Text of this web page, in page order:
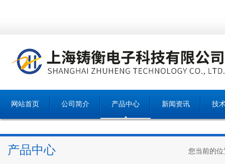
网站首页 公司简介 产品中心 新闻资讯 技
产品中心 您当前的位